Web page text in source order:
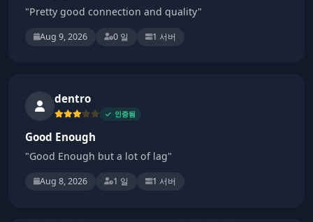
"Pretty good connection and quality"
Aug 9, 2026 0 일 1 서버
dentro
인증됨
Good Enough
"Good Enough but a lot of lag"
Aug 8, 2026 1 일 1 서버